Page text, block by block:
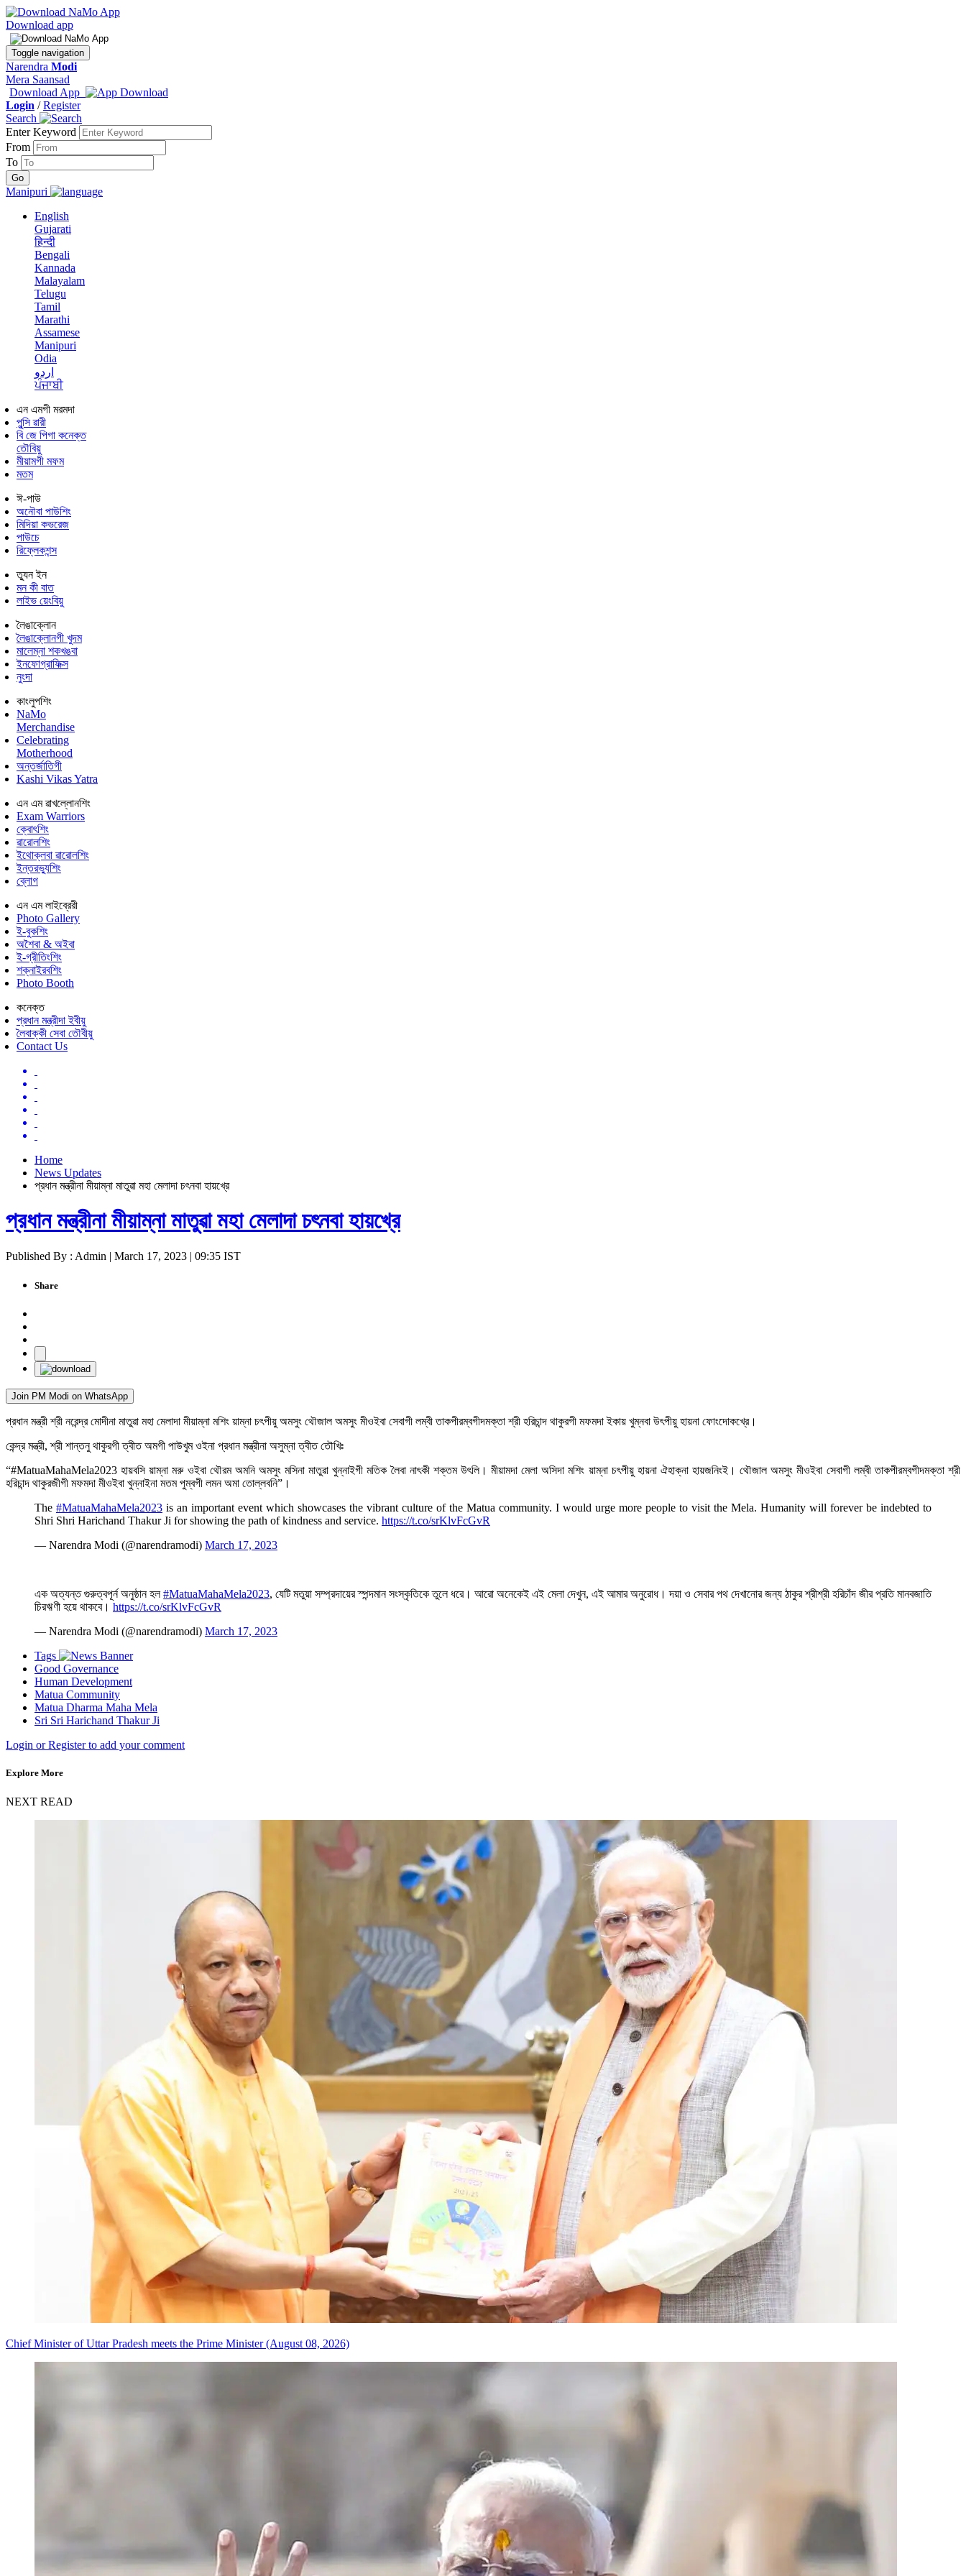
Download app
Toggle navigation
Narendra Modi
Mera Saansad
Download App
Login /Register
Search
Enter Keyword
From
To
Manipuri
English
Gujarati
हिन्दी
Bengali
Kannada
Malayalam
Telugu
Tamil
Marathi
Assamese
Manipuri
Odia
اردو
ਪੰਜਾਬੀ
এন এমগী মরমদা
পুন্সি ৱারী
বি জে পিগা কনেক্ত
তৌবিয়ু
মীয়ামগী মফম
মতম
ঈ-পাউ
অনৌবা পাউশিং
মিদিয়া কভরেজ
পাউচে
রিফ্লেকশন্স
ত্যুন ইন
মন কী বাত
লাইভ য়েংবিয়ু
লৈঙাক্লোন
লৈঙাক্লোনগী খুদম
মালেম্না শকখঙবা
ইনফোগ্রাফিক্স
নুংদা
কাংলুপশিং
NaMo
Merchandise
Celebrating
Motherhood
অন্তর্জাতিগী
Kashi Vikas Yatra
এন এম ৱাখল্লোনশিং
Exam Warriors
ক্বোৎশিং
ৱারোলশিং
ইথোক্লবা ৱারোলশিং
ইন্তরভ্যুশিং
ব্লোগ
এন এম লাইব্রেরী
Photo Gallery
ই-বুকশিং
অশৈবা & অইবা
ই-গ্রীতিংশিং
শক্নাইরবশিং
Photo Booth
কনেক্ত
প্রধান মন্ত্রীদা ইবীয়ু
লৈবাক্কী সেবা তৌবীয়ু
Contact Us
Home
News Updates
প্রধান মন্ত্রীনা মীয়াম্না মাতুৱা মহা মেলাদা চৎনবা হায়খ্রে
প্রধান মন্ত্রীনা মীয়াম্না মাতুৱা মহা মেলাদা চৎনবা হায়খ্রে
Published By : Admin | March 17, 2023 | 09:35 IST
Share
Join PM Modi on WhatsApp
প্রধান মন্ত্রী শ্রী নরেন্দ্র মোদীনা মাতুৱা মহা মেলাদা মীয়াম্না মশিং য়াম্না চৎপীয়ু অমসুং থৌজাল অমসুং মীওইবা সেবাগী লম্বী তাকপীরম্বগীদমক্তা শ্রী হরিচান্দ থাকুরগী মফমদা ইকায় খুম্নবা উৎপীয়ু হায়না ফোংদোকখ্রে।
কেন্দ্র মন্ত্রী, শ্রী শান্তনু থাকুরগী ত্বীত অমগী পাউখুম ওইনা প্রধান মন্ত্রীনা অসুম্না ত্বীত তৌখিঃ
“#MatuaMahaMela2023 হায়বসি য়াম্না মরু ওইবা থৌরম অমনি অমসুং মসিনা মাতুৱা খুন্নাইগী মতিক লৈবা নাৎকী শক্তম উৎলি। মীয়ামদা মেলা অসিদা মশিং য়াম্না চৎপীয়ু হায়না ঐহাক্না হায়জনিংই। থৌজাল অমসুং মীওইবা সেবাগী লম্বী তাকপীরম্বগীদমক্তা শ্রী
হরিচান্দ থাকুরজীগী মফমদা মীওইবা খুন্নাইনা মতম পুম্বগী লমন অমা তোল্লবনি”।
The #MatuaMahaMela2023 is an important event which showcases the vibrant culture of the Matua community. I would urge more people to visit the Mela. Humanity will forever be indebted to
Shri Shri Harichand Thakur Ji for showing the path of kindness and service. https://t.co/srKlvFcGvR
— Narendra Modi (@narendramodi) March 17, 2023
এক অত্যন্ত গুরুত্বপূর্ন অনুষ্ঠান হল#MatuaMahaMela2023, যেটি মতুয়া সম্প্রদায়ের স্পন্দমান সংস্কৃতিকে তুলে ধরে। আরো অনেকেই এই মেলা দেখুন, এই আমার অনুরোধ। দয়া ও সেবার পথ দেখানোর জন্য ঠাকুর শ্রীশ্রী হরিচাঁদ জীর প্রতি মানবজাতি
চিরঋণী হয়ে থাকবে। https://t.co/srKlvFcGvR
— Narendra Modi (@narendramodi) March 17, 2023
Tags
Good Governance
Human Development
Matua Community
Matua Dharma Maha Mela
Sri Sri Harichand Thakur Ji
Login or Register to add your comment
Explore More
NEXT READ
Chief Minister of Uttar Pradesh meets the Prime Minister (August 08, 2026)